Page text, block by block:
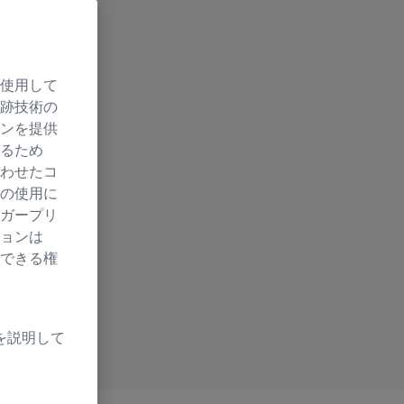
用して
技術の
を提供
ため
せたコ
使用に
ープリ
ンは
きる権
説明して